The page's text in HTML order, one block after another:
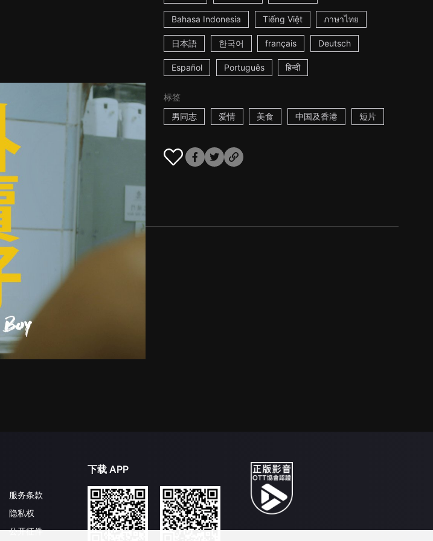
Bahasa Indonesia Tiếng Việt ภาษาไทย
日本語 한국어 français Deutsch
Español Português हिन्दी
标签
男同志
爱情 美食 中国及香港 短片
服务条款
隐私权
公开征件
下载 APP